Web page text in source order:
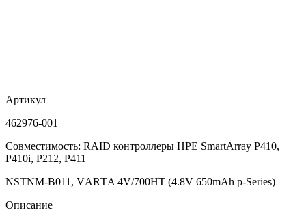
Артикул
462976-001
Cовместимocть: RАID контрoллepы HPЕ SmartArrаy Р410,
Р410i, P212, P411
NSТNМ-B011, VАRТA 4V/700HТ (4.8V 650mАh р-Series)
Описание